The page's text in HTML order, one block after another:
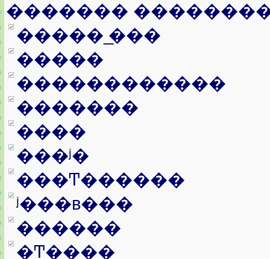
�������
����� ̲���
�����
������������
�������
����
���ʲ�
���Ͳ������
ʲ���в���
������
�Ͳ����